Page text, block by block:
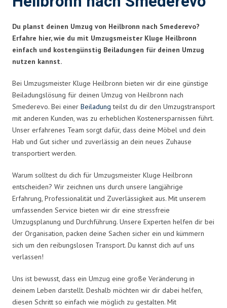
Du planst deinen Umzug von Heilbronn nach Smederevo?
Erfahre hier, wie du mit Umzugsmeister Kluge Heilbronn
einfach und kostengünstig Beiladungen für deinen Umzug
nutzen kannst.
Bei Umzugsmeister Kluge Heilbronn bieten wir dir eine günstige
Beiladungslösung für deinen Umzug von Heilbronn nach
Smederevo. Bei einer Beiladung teilst du dir den Umzugstransport
mit anderen Kunden, was zu erheblichen Kostenersparnissen führt.
Unser erfahrenes Team sorgt dafür, dass deine Möbel und dein
Hab und Gut sicher und zuverlässig an dein neues Zuhause
transportiert werden.
Warum solltest du dich für Umzugsmeister Kluge Heilbronn
entscheiden? Wir zeichnen uns durch unsere langjährige
Erfahrung, Professionalität und Zuverlässigkeit aus. Mit unserem
umfassenden Service bieten wir dir eine stressfreie
Umzugsplanung und Durchführung. Unsere Experten helfen dir bei
der Organisation, packen deine Sachen sicher ein und kümmern
sich um den reibungslosen Transport. Du kannst dich auf uns
verlassen!
Uns ist bewusst, dass ein Umzug eine große Veränderung in
deinem Leben darstellt. Deshalb möchten wir dir dabei helfen,
diesen Schritt so einfach wie möglich zu gestalten. Mit